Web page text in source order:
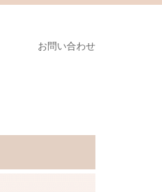
お問い合わせ